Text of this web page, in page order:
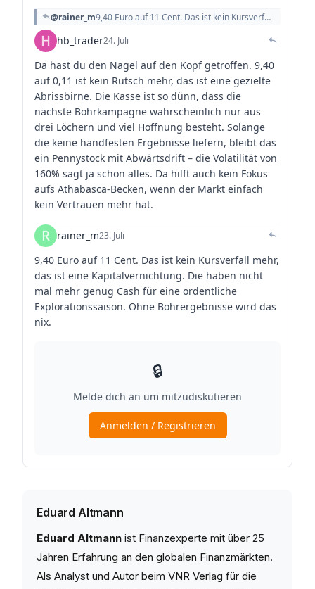
Eduard Altmann
Eduard Altmann ist Finanzexperte mit über 25
Jahren Erfahrung an den globalen Finanzmärkten.
Als Analyst und Autor beim VNR Verlag für die